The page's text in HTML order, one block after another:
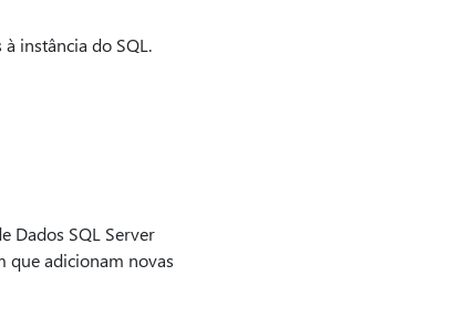
instância do SQL.
Dados SQL Server
que adicionam novas